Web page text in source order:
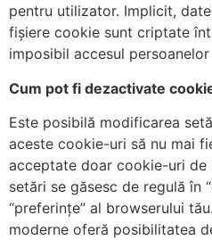
pentru utilizator. Implicit,
fișiere cookie sunt criptate
imposibil accesul
Cum pot fi dezactivate
Este posibilă modificarea
aceste cookie-uri să nu mai
acceptate doar cookie-uri de
setări se găsesc de regulă în
“preferințe” al browserului
moderne oferă posibilitatea